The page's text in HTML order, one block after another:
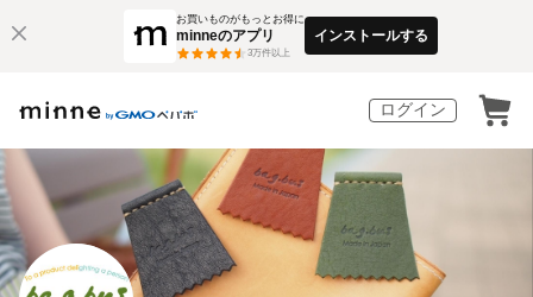
お買いものがもっとお得に
minneのアプリ
3万件以上
インストールする
ログイン